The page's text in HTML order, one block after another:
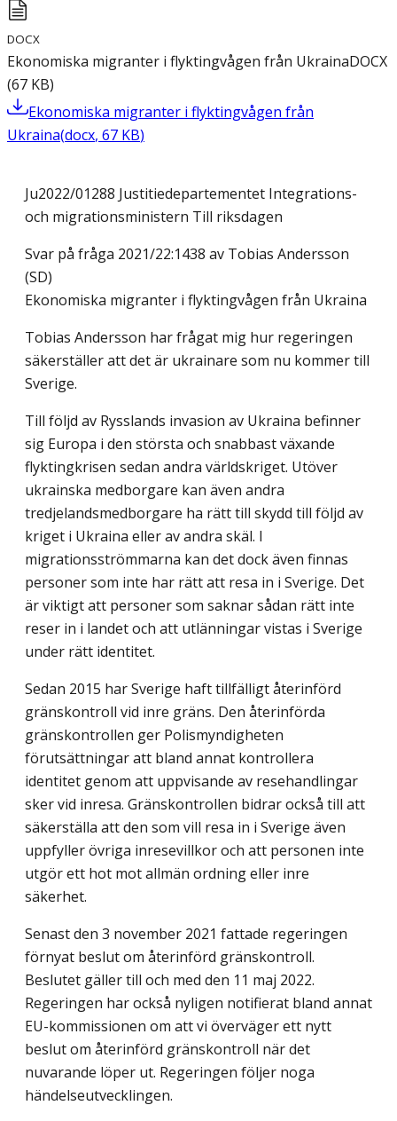
DOCX
Ekonomiska migranter i flyktingvågen från UkrainaDOCX
(67 KB)
Ekonomiska migranter i flyktingvågen från
Ukraina(docx, 67 KB)
Ju2022/01288 Justitiedepartementet Integrations-
och migrationsministern Till riksdagen
Svar på fråga 2021/22:1438 av Tobias Andersson
(SD)
Ekonomiska migranter i flyktingvågen från Ukraina
Tobias Andersson har frågat mig hur regeringen
säkerställer att det är ukrainare som nu kommer till
Sverige.
Till följd av Rysslands invasion av Ukraina befinner
sig Europa i den största och snabbast växande
flyktingkrisen sedan andra världskriget. Utöver
ukrainska medborgare kan även andra
tredjelandsmedborgare ha rätt till skydd till följd av
kriget i Ukraina eller av andra skäl. I
migrationsströmmarna kan det dock även finnas
personer som inte har rätt att resa in i Sverige. Det
är viktigt att personer som saknar sådan rätt inte
reser in i landet och att utlänningar vistas i Sverige
under rätt identitet.
Sedan 2015 har Sverige haft tillfälligt återinförd
gränskontroll vid inre gräns. Den återinförda
gränskontrollen ger Polismyndigheten
förutsättningar att bland annat kontrollera
identitet genom att uppvisande av resehandlingar
sker vid inresa. Gränskontrollen bidrar också till att
säkerställa att den som vill resa in i Sverige även
uppfyller övriga inresevillkor och att personen inte
utgör ett hot mot allmän ordning eller inre
säkerhet.
Senast den 3 november 2021 fattade regeringen
förnyat beslut om återinförd gränskontroll.
Beslutet gäller till och med den 11 maj 2022.
Regeringen har också nyligen notifierat bland annat
EU-kommissionen om att vi överväger ett nytt
beslut om återinförd gränskontroll när det
nuvarande löper ut. Regeringen följer noga
händelseutvecklingen.